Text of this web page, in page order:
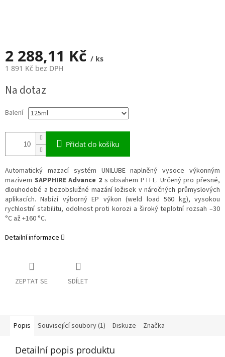
2 288,11 Kč / ks
1 891 Kč bez DPH
cena:
Na dotaz
Balení
Přidat do košíku
Automatický mazací systém UNILUBE naplněný vysoce výkonným
mazivem SAPPHIRE Advance 2 s obsahem PTFE. Určený pro přesné,
dlouhodobé a bezobslužné mazání ložisek v náročných průmyslových
aplikacích. Nabízí výborný EP výkon (weld load 560 kg), vysokou
rychlostní stabilitu, odolnost proti korozi a široký teplotní rozsah –30
°C až +160 °C.
Detailní informace
ZEPTAT SE SDÍLET
Popis Související soubory (1) Diskuze Značka
Detailní popis produktu